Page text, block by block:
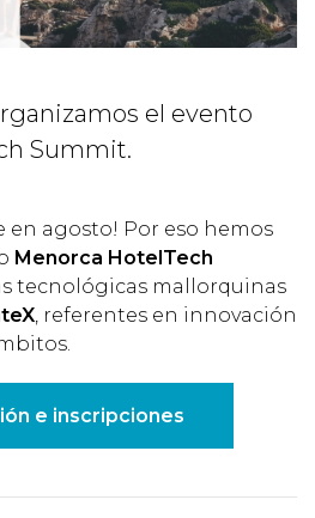
el evento
Summit.
en agosto! Por eso hemos
Menorca HotelTech
tecnológicas mallorquinas
, referentes en innovación
e inscripciones